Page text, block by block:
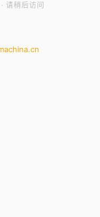
请稍后访问